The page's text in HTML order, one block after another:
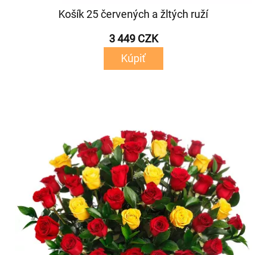
Košík 25 červených a žltých ruží
3 449 CZK
Kúpiť